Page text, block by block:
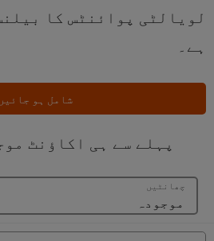
لویالٹی پوائنٹس کا
ہے۔
شامل ہو جائیں
پہلے سے ہی اکاؤنٹ
چھانٹیں